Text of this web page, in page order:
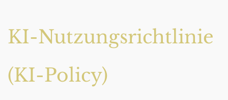
KI-Nutzungsrichtlinie
(KI-Policy)